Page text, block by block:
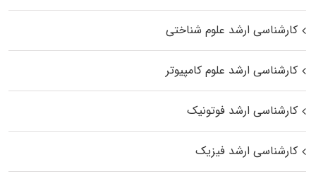
کارشناسی ارشد علوم شناختی
کارشناسی ارشد علوم کامپیوتر
کارشناسی ارشد فوتونیک
کارشناسی ارشد فیزیک